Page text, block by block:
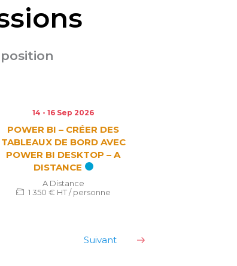
14 - 16 Sep 2026
POWER BI – CRÉER DES
TABLEAUX DE BORD AVEC
POWER BI DESKTOP – A
DISTANCE
A Distance
1 350 € HT / personne
Suivant